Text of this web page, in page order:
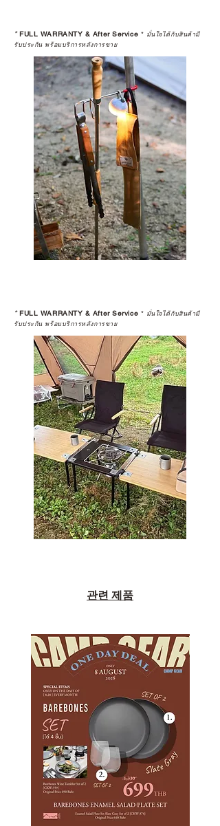
*FULL WARRANTY & After Service * มั่นใจได้กับสินค้ามี
รับประกัน พร้อมบริการหลังการขาย
*FULL WARRANTY & After Service * มั่นใจได้กับสินค้ามี
รับประกัน พร้อมบริการหลังการขาย
관련 제품